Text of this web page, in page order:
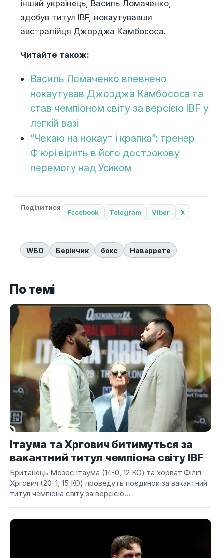
інший українець, Василь Ломаченко,
здобув титул IBF, нокаутувавши
австралійця Джорджа Камбососа.
Читайте також:
Василь Ломаченко впевнено
нокаутував Джорджа Камбососа та
став чемпіоном світу за версією IBF у
легкій вазі
“Чекаю на нокаут і крапка”: тренер
Ф’юрі вірить в його дострокову
перемогу над Усиком
Поділитися
Facebook Telegram Viber X
WBO Берінчик бокс Наваррете
По темі
Ітаума та Хргович битимуться за
вакантний титул чемпіона світу IBF
Британець Мозес Ітаума (14-0, 12 КО) та хорват Філіп
Хргович (20-1, 15 КО) проведуть поєдинок за вакантний
титул чемпіона світу за версією...